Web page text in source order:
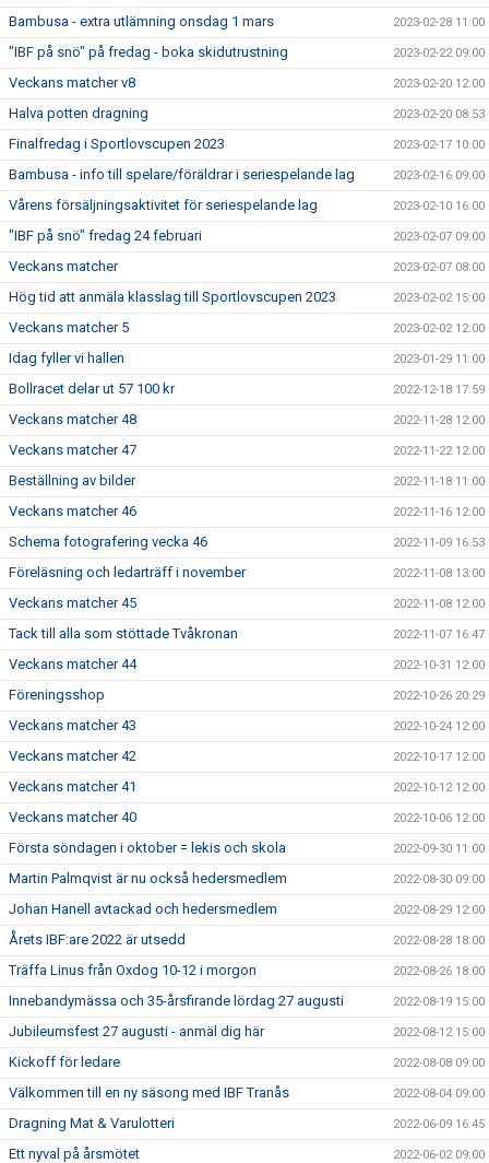
Bambusa - extra utlämning onsdag 1 mars 2023-02-28 11:00
"IBF på snö" på fredag - boka skidutrustning 2023-02-22 09:00
Veckans matcher v8 2023-02-20 12:00
Halva potten dragning 2023-02-20 08:53
Finalfredag i Sportlovscupen 2023 2023-02-17 10:00
Bambusa - info till spelare/föräldrar i seriespelande lag 2023-02-16 09:00
Vårens försäljningsaktivitet för seriespelande lag 2023-02-10 16:00
"IBF på snö" fredag 24 februari 2023-02-07 09:00
Veckans matcher 2023-02-07 08:00
Hög tid att anmäla klasslag till Sportlovscupen 2023 2023-02-02 15:00
Veckans matcher 5 2023-02-02 12:00
Idag fyller vi hallen 2023-01-29 11:00
Bollracet delar ut 57 100 kr 2022-12-18 17:59
Veckans matcher 48 2022-11-28 12:00
Veckans matcher 47 2022-11-22 12:00
Beställning av bilder 2022-11-18 11:00
Veckans matcher 46 2022-11-16 12:00
Schema fotografering vecka 46 2022-11-09 16:53
Föreläsning och ledarträff i november 2022-11-08 13:00
Veckans matcher 45 2022-11-08 12:00
Tack till alla som stöttade Tvåkronan 2022-11-07 16:47
Veckans matcher 44 2022-10-31 12:00
Föreningsshop 2022-10-26 20:29
Veckans matcher 43 2022-10-24 12:00
Veckans matcher 42 2022-10-17 12:00
Veckans matcher 41 2022-10-12 12:00
Veckans matcher 40 2022-10-06 12:00
Första söndagen i oktober = lekis och skola 2022-09-30 11:00
Martin Palmqvist är nu också hedersmedlem 2022-08-30 09:00
Johan Hanell avtackad och hedersmedlem 2022-08-29 12:00
Årets IBF:are 2022 är utsedd 2022-08-28 18:00
Träffa Linus från Oxdog 10-12 i morgon 2022-08-26 18:00
Innebandymässa och 35-årsfirande lördag 27 augusti 2022-08-19 15:00
Jubileumsfest 27 augusti - anmäl dig här 2022-08-12 15:00
Kickoff för ledare 2022-08-08 09:00
Välkommen till en ny säsong med IBF Tranås 2022-08-04 09:00
Dragning Mat & Varulotteri 2022-06-09 16:45
Ett nyval på årsmötet 2022-06-02 09:00